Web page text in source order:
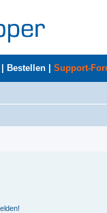
Bestellen Support-